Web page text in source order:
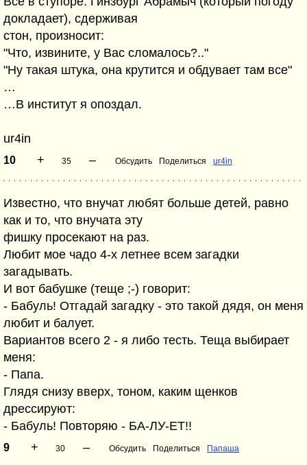
докладает), сдерживая
стон, произносит:
"Что, извините, у Вас сломалось?.."
"Ну такая штука, она крутится и обдувает там все"
…
…В институт я опоздал.
ur4in
10 + 35 – Обсудить Поделиться ur4in
Известно, что внучат любят больше детей, равно
как и то, что внучата эту
фишку просекают на раз.
Любит мое чадо 4-х летнее всем загадки
загадывать.
И вот бабушке (теще ;-) говорит:
- Бабуль! Отгадай загадку - это такой дядя, он меня
любит и балует.
Вариантов всего 2 - я либо тесть. Теща выбирает
меня:
- Папа.
Глядя снизу вверх, тоном, каким щенков
дрессируют:
- Бабуль! Повторяю - БА-ЛУ-ЕТ!!
9 + 30 – Обсудить Поделиться Папаша